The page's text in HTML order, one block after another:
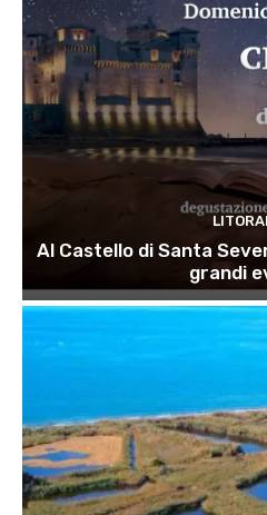
Al Castello di Santa
grandi